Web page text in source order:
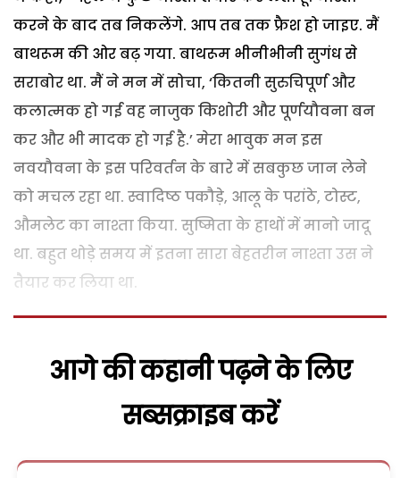
करने के बाद तब निकलेंगे. आप तब तक फ्रैश हो जाइए. मैं
बाथरूम की ओर बढ़ गया. बाथरूम भीनीभीनी सुगंध से
सराबोर था. मैं ने मन में सोचा, ‘कितनी सुरुचिपूर्ण और
कलात्मक हो गई वह नाजुक किशोरी और पूर्णयौवना बन
कर और भी मादक हो गई है.’ मेरा भावुक मन इस
नवयौवना के इस परिवर्तन के बारे में सबकुछ जान लेने
को मचल रहा था. स्वादिष्ठ पकौड़े, आलू के परांठे, टोस्ट,
औमलेट का नाश्ता किया. सुष्मिता के हाथों में मानो जादू
था. बहुत थोड़े समय में इतना सारा बेहतरीन नाश्ता उस ने
तैयार कर लिया था.
आगे की कहानी पढ़ने के लिए
सब्सक्राइब करें